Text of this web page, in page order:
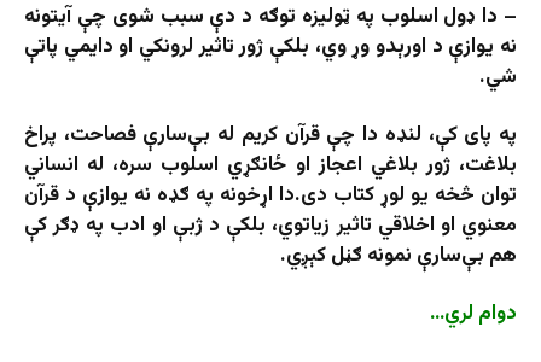
– دا ډول اسلوب په ټولیزه توګه د دې سبب شوی چې آیتونه
نه یوازې د اورېدو وړ وي، بلکې ژور تاثیر لرونکي او دایمي پاتې
شي.
په پای کې، لنډه دا چې قرآن کریم له بې‌سارې فصاحت، پراخ
بلاغت، ژور بلاغي اعجاز او ځانګړي اسلوب سره، له انساني
توان څخه یو لوړ کتاب دی.دا اړخونه په ګډه نه یوازې د قرآن
معنوي او اخلاقي تاثیر زیاتوي، بلکې د ژبې او ادب په ډګر کې
هم بې‌سارې نمونه ګڼل کېږي.
دوام لري…